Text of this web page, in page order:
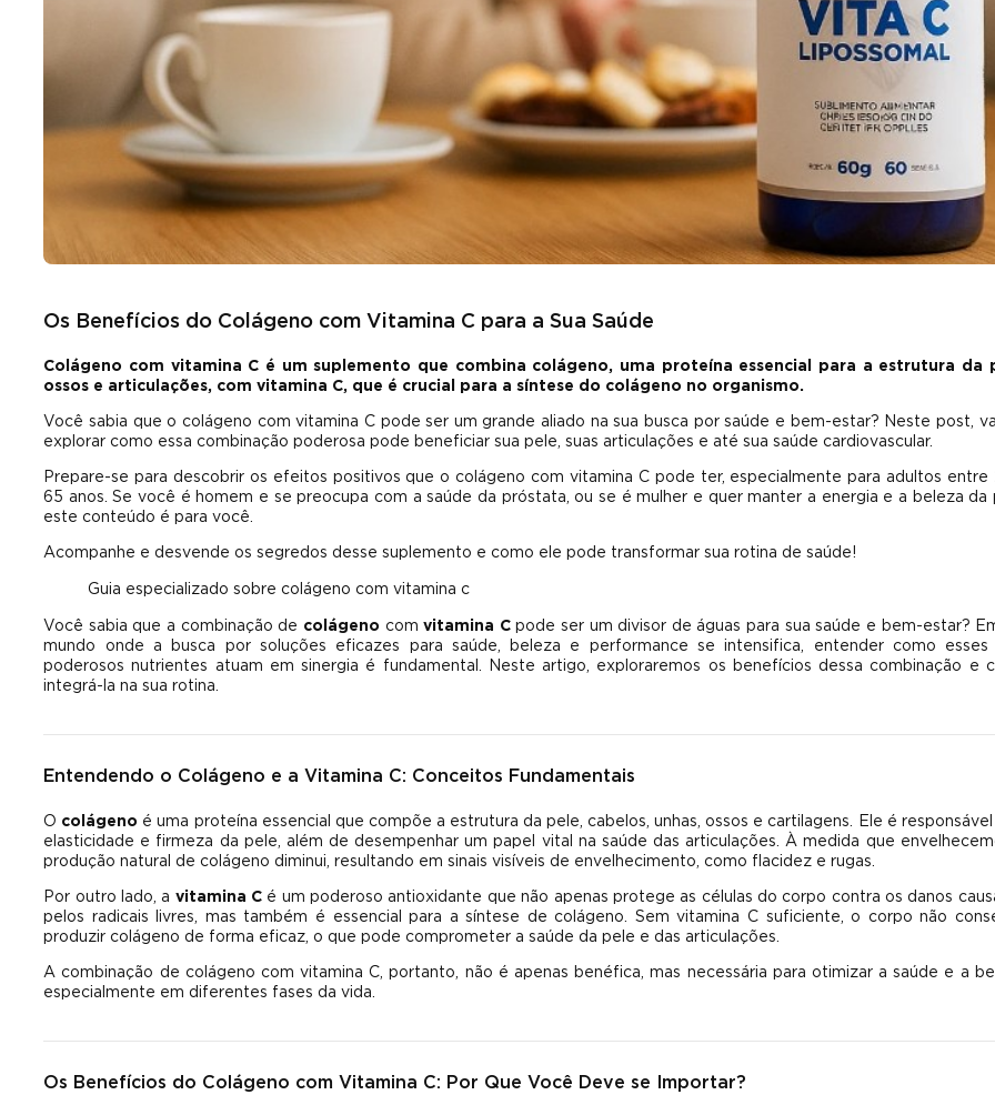
Os Benefícios do Colágeno com Vitamina C para a Sua Saúde
Colágeno com vitamina C é um suplemento que combina colágeno, uma proteína essencial para a estrutura da
ossos e articulações, com vitamina C, que é crucial para a síntese do colágeno no organismo.
Você sabia que o colágeno com vitamina C pode ser um grande aliado na sua busca por saúde e bem-estar? Neste post,
explorar como essa combinação poderosa pode beneficiar sua pele, suas articulações e até sua saúde cardiovascular.
Prepare-se para descobrir os efeitos positivos que o colágeno com vitamina C pode ter, especialmente para adultos entre
65 anos. Se você é homem e se preocupa com a saúde da próstata, ou se é mulher e quer manter a energia e a beleza da
este conteúdo é para você.
Acompanhe e desvende os segredos desse suplemento e como ele pode transformar sua rotina de saúde!
Guia especializado sobre colágeno com vitamina c
Você sabia que a combinação de colágeno comvitamina Cpode ser um divisor de águas para sua saúde e bem-estar?
mundo onde a busca por soluções eficazes para saúde, beleza e performance se intensifica, entender como esses
poderosos nutrientes atuam em sinergia é fundamental. Neste artigo, exploraremos os benefícios dessa combinação e
integrá-la na sua rotina.
Entendendo o Colágeno e a Vitamina C: Conceitos Fundamentais
O colágeno é uma proteína essencial que compõe a estrutura da pele, cabelos, unhas, ossos e cartilagens. Ele é responsável
elasticidade e firmeza da pele, além de desempenhar um papel vital na saúde das articulações. À medida que
produção natural de colágeno diminui, resultando em sinais visíveis de envelhecimento, como flacidez e rugas.
Por outro lado, a vitamina C é um poderoso antioxidante que não apenas protege as células do corpo contra os danos
pelos radicais livres, mas também é essencial para a síntese de colágeno. Sem vitamina C suficiente, o corpo não
produzir colágeno de forma eficaz, o que pode comprometer a saúde da pele e das articulações.
A combinação de colágeno com vitamina C, portanto, não é apenas benéfica, mas necessária para otimizar a saúde e a
especialmente em diferentes fases da vida.
Os Benefícios do Colágeno com Vitamina C: Por Que Você Deve se Importar?